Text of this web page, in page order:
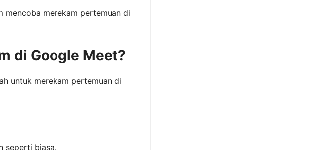
mencoba merekam pertemuan di
di Google Meet?
untuk merekam pertemuan di
seperti biasa.